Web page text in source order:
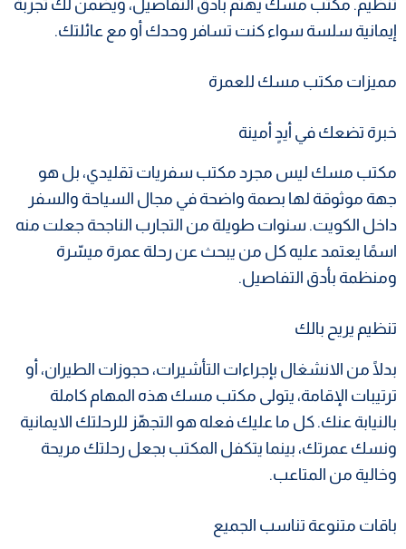
تنظيم. مكتب مسك يهتم بأدق التفاصيل، ويضمن لك تجربة
إيمانية سلسة سواء كنت تسافر وحدك أو مع عائلتك.
مميزات مكتب مسك للعمرة
خبرة تضعك في أيدٍ أمينة
مكتب مسك ليس مجرد مكتب سفريات تقليدي، بل هو
جهة موثوقة لها بصمة واضحة في مجال السياحة والسفر
داخل الكويت. سنوات طويلة من التجارب الناجحة جعلت منه
اسمًا يعتمد عليه كل من يبحث عن رحلة عمرة ميسّرة
ومنظمة بأدق التفاصيل.
تنظيم يريح بالك
بدلًا من الانشغال بإجراءات التأشيرات، حجوزات الطيران، أو
ترتيبات الإقامة، يتولى مكتب مسك هذه المهام كاملة
بالنيابة عنك. كل ما عليك فعله هو التجهّز للرحلتك الايمانية
ونسك عمرتك، بينما يتكفل المكتب بجعل رحلتك مريحة
وخالية من المتاعب.
باقات متنوعة تناسب الجميع